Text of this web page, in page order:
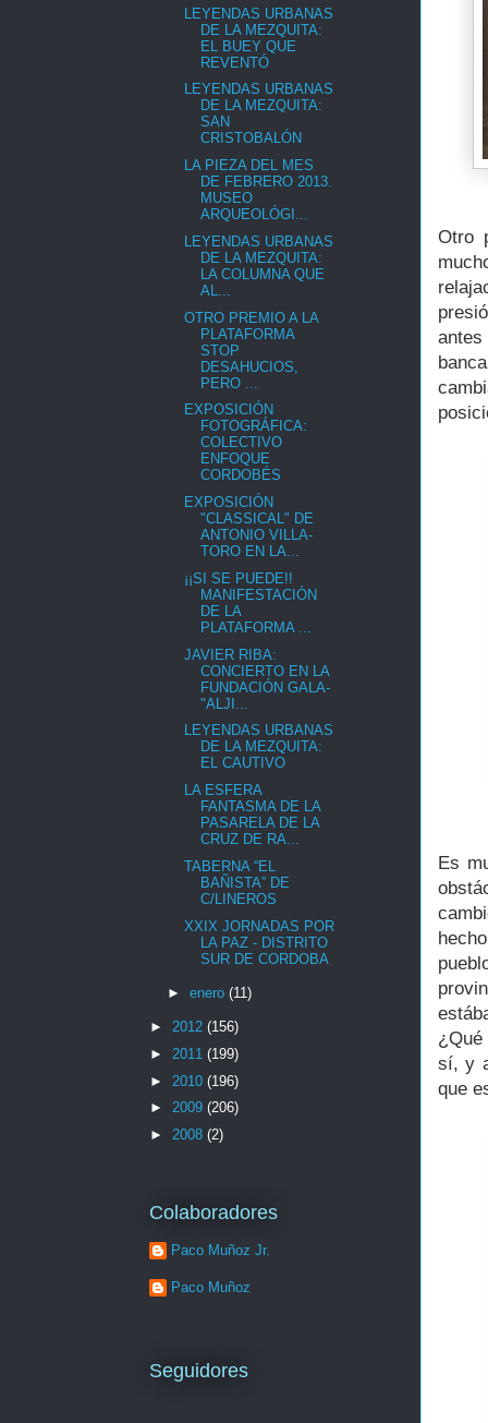
Otro
antes
Es
¿Qué
sí, y
que
LEYENDAS URBANAS
DE LA MEZQUITA:
EL BUEY QUE
REVENTÓ
LEYENDAS URBANAS
DE LA MEZQUITA:
SAN
CRISTOBALÓN
LA PIEZA DEL MES
DE FEBRERO 2013.
MUSEO
ARQUEOLÓGI...
LEYENDAS URBANAS
DE LA MEZQUITA:
LA COLUMNA QUE
AL...
OTRO PREMIO A LA
PLATAFORMA
STOP
DESAHUCIOS,
PERO ...
EXPOSICIÓN
FOTOGRÁFICA:
COLECTIVO
ENFOQUE
CORDOBÉS
EXPOSICIÓN
"CLASSICAL" DE
ANTONIO VILLA-
TORO EN LA...
¡¡SI SE PUEDE!!
MANIFESTACIÓN
DE LA
PLATAFORMA ...
JAVIER RIBA:
CONCIERTO EN LA
FUNDACIÓN GALA-
"ALJI...
LEYENDAS URBANAS
DE LA MEZQUITA:
EL CAUTIVO
LA ESFERA
FANTASMA DE LA
PASARELA DE LA
CRUZ DE RA...
TABERNA “EL
BAÑISTA” DE
C/LINEROS
XXIX JORNADAS POR
LA PAZ - DISTRITO
SUR DE CORDOBA
► enero (11)
► 2012 (156)
► 2011 (199)
► 2010 (196)
► 2009 (206)
► 2008 (2)
Colaboradores
Paco Muñoz Jr.
Paco Muñoz
Seguidores